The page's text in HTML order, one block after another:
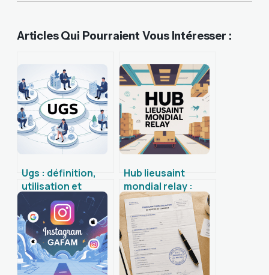
Articles Qui Pourraient Vous Intéresser :
Ugs : définition,
utilisation et
impact dans les
services digitaux
Hub lieusaint
mondial relay :
fonctionnement,
suivi et accès
pratique